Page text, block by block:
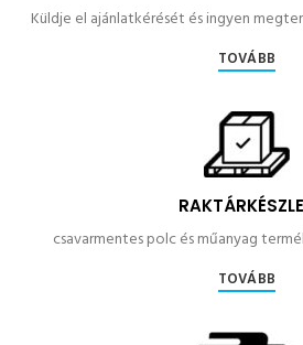
Küldje el ajánlatkérését és ingyen
TOVÁBB
csavarmentes polc és műanyag
TOVÁBB